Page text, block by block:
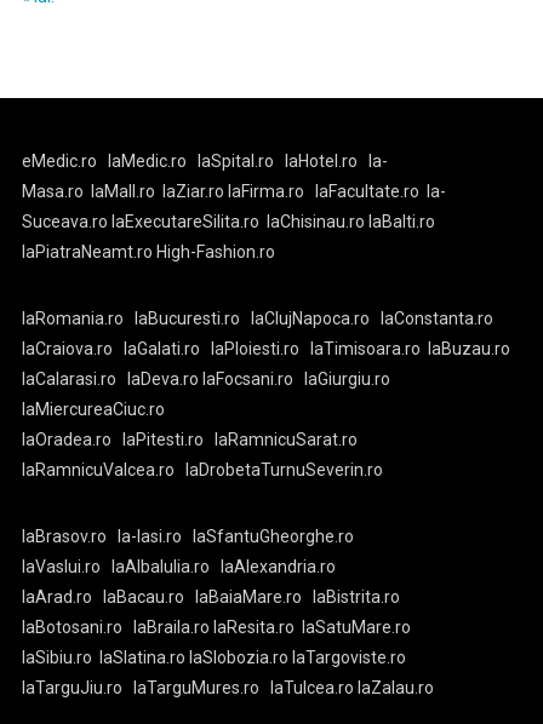
eMedic.ro laMedic.ro laSpital.ro laHotel.ro
la-
Masa.ro
laMall.ro laZiar.ro laFirma.ro laFacultate.ro
la-
Suceava.ro laExecutareSilita.ro laChisinau.ro laBalti.ro
laPiatraNeamt.ro High-Fashion.ro
laRomania.ro laBucuresti.ro laClujNapoca.ro
laConstanta.ro
laCraiova.ro
laGalati.ro laPloiesti.ro laTimisoara.ro
laBuzau.ro
laCalarasi.ro
laDeva.ro laFocsani.ro
laGiurgiu.ro
laMiercureaCiuc.ro
laOradea.ro
laPitesti.ro
laRamnicuSarat.ro
laRamnicuValcea.ro
laDrobetaTurnuSeverin.ro
laBrasov.ro la-Iasi.ro
laSfantuGheorghe.ro
laVaslui.ro
laAlbaIulia.ro
laAlexandria.ro
laArad.ro
laBacau.ro laBaiaMare.ro
laBistrita.ro
laBotosani.ro
laBraila.ro laResita.ro
laSatuMare.ro
laSibiu.ro
laSlatina.ro laSlobozia.ro laTargoviste.ro
laTarguJiu.ro
laTarguMures.ro laTulcea.ro laZalau.ro